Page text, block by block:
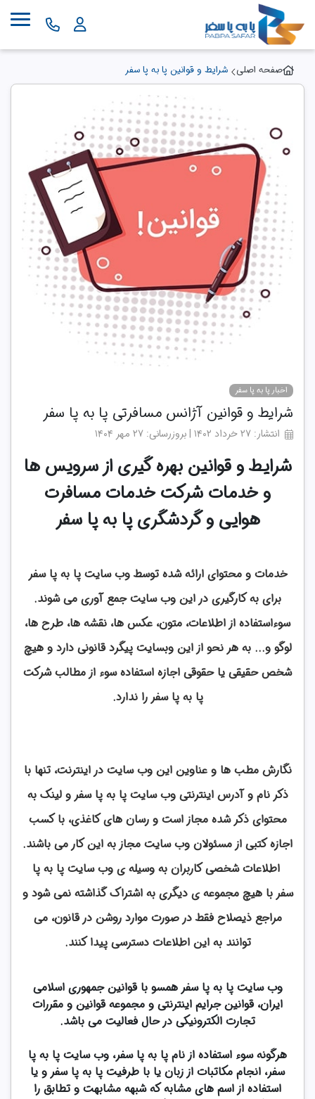
صفحه اصلی شرایط و قوانین پا به پا سفر
اخبار پا به پا سفر
شرایط و قوانین آژانس مسافرتی پا به پا سفر
انتشار: ۲۷ خرداد ۱۴۰۲ | بروزرسانی: ۲۷ مهر ۱۴۰۴
شرایط و قوانین بهره گیری از سرویس ها
و خدمات شرکت خدمات مسافرت
هوایی و گردشگری پا به پا سفر
خدمات و محتوای ارائه شده توسط وب سایت پا به پا سفر
برای به کارگیری‌ در این وب سایت جمع آوری می شوند.
سوءاستفاده از اطلاعات، متون، عکس ها، نقشه ها، طرح ها،
لوگو و... به هر نحو از این وبسایت پیگرد قانونی دارد و هیچ
شخص حقیقی یا حقوقی اجازه استفاده سوء از مطالب شرکت
پا به پا سفر را ندارد.
نگارش مطب ها و عناوین این وب سایت در اینترنت، تنها با
ذکر نام و آدرس اینترنتی وب سایت پا به پا سفر و لینک به
محتوای ذکر شده مجاز است و رسان های کاغذی، با کسب
اجازه‌ کتبی از مسئولان وب سایت مجاز به این کار می باشند.
اطلاعات شخصی کاربران به وسیله ی وب سایت پا به پا
سفر با هیچ مجموعه ی دیگری به اشتراک گذاشته نمی شود و
مراجع ذیصلاح فقط در صورت موارد روشن در قانون، می
توانند به این اطلاعات دسترسی پیدا کنند.
وب سایت پا به پا سفر همسو با قوانین جمهوری اسلامی
ایران، قوانین جرایم اینترنتی و مجموعه قوانین و مقررات
تجارت الکترونیکی در حال فعالیت می باشد.
هرگونه سوء استفاده از نام پا به پا سفر، وب سایت پا به پا
سفر، انجام مکاتبات از زبان یا با طرفیت پا به پا سفر و یا
استفاده از اسم های مشابه که شبهه مشابهت و تطابق را